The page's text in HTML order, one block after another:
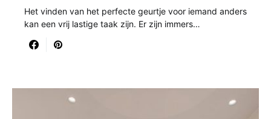
Het vinden van het perfecte geurtje voor iemand anders
kan een vrij lastige taak zijn. Er zijn immers…